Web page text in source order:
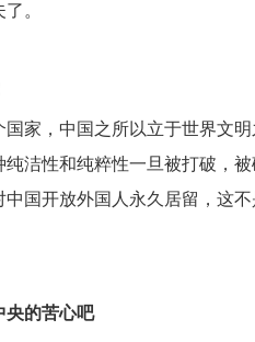
。
家，中国之所以立于世界文
洁性和纯粹性一旦被打破，
国开放外国人永久居留，这
央的苦心吧